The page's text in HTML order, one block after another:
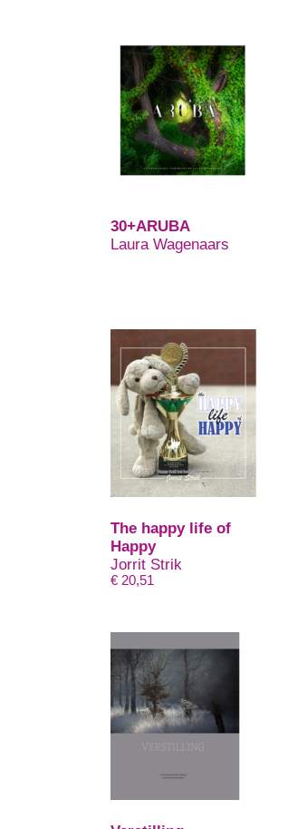
30+ARUBA
Laura Wagenaars
The happy life of
Happy
Jorrit Strik
€ 20,51